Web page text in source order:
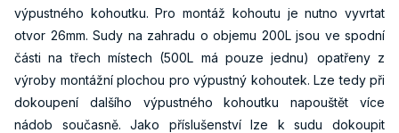
výpustného kohoutku. Pro montáž kohoutu je nutno vyvrtat
otvor 26mm. Sudy na zahradu o objemu 200L jsou ve spodní
části na třech místech (500L má pouze jednu) opatřeny z
výroby montážní plochou pro výpustný kohoutek. Lze tedy při
dokoupení dalšího výpustného kohoutku napouštět více
nádob současně. Jako příslušenství lze k sudu dokoupit